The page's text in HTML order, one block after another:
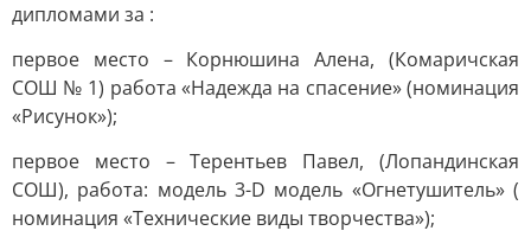
дипломами за :
первое место – Корнюшина Алена, (Комаричская
СОШ № 1) работа «Надежда на спасение» (номинация
«Рисунок»);
первое место – Терентьев Павел, (Лопандинская
СОШ), работа: модель 3-D модель «Огнетушитель» (
номинация «Технические виды творчества»);